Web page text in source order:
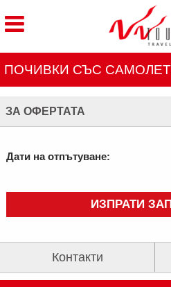
ПОЧИВКИ СЪС САМОЛЕТ
ЗА ОФЕРТАТА
Дати на отпътуване:
ИЗПРАТИ
Контакти